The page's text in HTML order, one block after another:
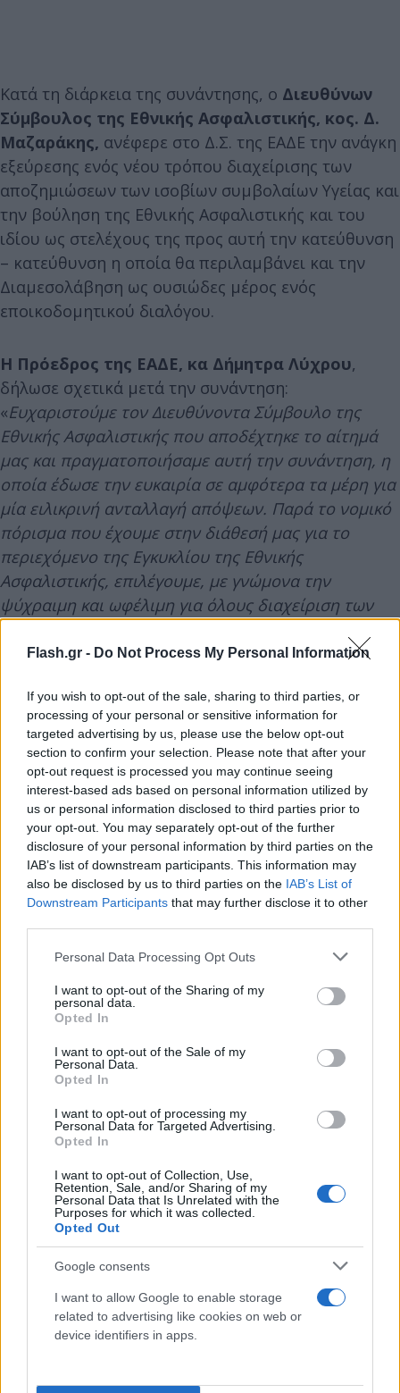
Flash.gr - Do Not Process My Personal Information
If you wish to opt-out of the sale, sharing to third parties, or
processing of your personal or sensitive information for
targeted advertising by us, please use the below opt-out
section to confirm your selection. Please note that after your
opt-out request is processed you may continue seeing
interest-based ads based on personal information utilized by
us or personal information disclosed to third parties prior to
your opt-out. You may separately opt-out of the further
disclosure of your personal information by third parties on the
IAB’s list of downstream participants. This information may
also be disclosed by us to third parties on the IAB’s List of
Downstream Participants that may further disclose it to other
Please note that this website/app uses one or more Google
not limited to your visit or usage behaviour. You may click to
grant or deny consent to Google and its third-party tags to
use your data for below specified purposes in below Google
consent section.
Personal Data Processing Opt Outs
I want to opt-out of the Sharing of my
personal data.
Opted In
I want to opt-out of the Sale of my
Personal Data.
Opted In
I want to opt-out of processing my
Personal Data for Targeted Advertising.
Opted In
I want to opt-out of Collection, Use,
Retention, Sale, and/or Sharing of my
Personal Data that Is Unrelated with the
Purposes for which it was collected.
Opted Out
Google consents
I want to allow Google to enable storage
related to advertising like cookies on web or
device identifiers in apps.
Κατά τη διάρκεια της συνάντησης, ο Διευθύνων
Σύμβουλος της Εθνικής Ασφαλιστικής, κος. Δ.
Μαζαράκης, ανέφερε στο Δ.Σ. της ΕΑΔΕ την ανάγκη
εξεύρεσης ενός νέου τρόπου διαχείρισης των
αποζημιώσεων των ισοβίων συμβολαίων Υγείας και
την βούληση της Εθνικής Ασφαλιστικής και του
ιδίου ως στελέχους της προς αυτή την κατεύθυνση
– κατεύθυνση η οποία θα περιλαμβάνει και την
Διαμεσολάβηση ως ουσιώδες μέρος ενός
εποικοδομητικού διαλόγου.
Η Πρόεδρος της ΕΑΔΕ, κα Δήμητρα Λύχρου,
δήλωσε σχετικά μετά την συνάντηση:
«Ευχαριστούμε τον Διευθύνοντα Σύμβουλο της
Εθνικής Ασφαλιστικής που αποδέχτηκε το αίτημά
μας και πραγματοποιήσαμε αυτή την συνάντηση, η
οποία έδωσε την ευκαιρία σε αμφότερα τα μέρη για
μία ειλικρινή ανταλλαγή απόψεων. Παρά το νομικό
πόρισμα που έχουμε στην διάθεσή μας για το
περιεχόμενο της Εγκυκλίου της Εθνικής
Ασφαλιστικής, επιλέγουμε, με γνώμονα την
ψύχραιμη και ωφέλιμη για όλους διαχείριση των
προκλήσεων της ασφαλιστικής αγοράς, να
εκλαμβάνουμε τη συγκυρία αυτή ως ευκαιρία για
οδηγήσει σε λύσεις στο κρίσιμο ζήτημα της
αναπροσαρμογής και της βιωσιμότητας των
ασφαλίσεων Υγείας. Ο ρόλος του Διαμεσολαβητή
είναι εγγυητικός για την ασφαλιστική αγορά και –
όπως όλοι οι συμμετέχοντες διαπιστώσαμε –
αποφάσεις που λαμβάνονται χωρίς τη συμμετοχή
της Διαμεσολάβησης αποδεικνύονται ανεπαρκείς
ως προς την ολική προσέγγισή τους και εγείρουν
έντονες αντιδράσεις. Έτσι έχουμε ως αποτέλεσμα
φερεγγυότητα του θεσμού της Ασφάλισης. Για τον
σκοπό αυτό, έχουμε ήδη αιτηθεί στην Τράπεζα της
Ελλάδος, το Υπουργείο Ανάπτυξης και τους
θεσμική συμμετοχή της ΕΑΔΕ στις σχετικές
διαβουλεύσεις, καθώς και τη λήψη υπ’ όψιν των
Θέσεών μας στη διαμόρφωση σχετικών
αποφάσεων».